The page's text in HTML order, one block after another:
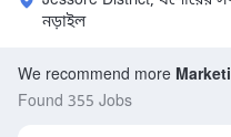
নড়াইল
We recommend more
Found 355 Jobs